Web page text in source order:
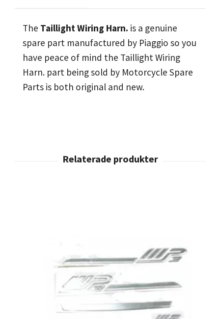
The Taillight Wiring Harn. is a genuine
spare part manufactured by Piaggio so you
have peace of mind the Taillight Wiring
Harn. part being sold by Motorcycle Spare
Parts is both original and new.